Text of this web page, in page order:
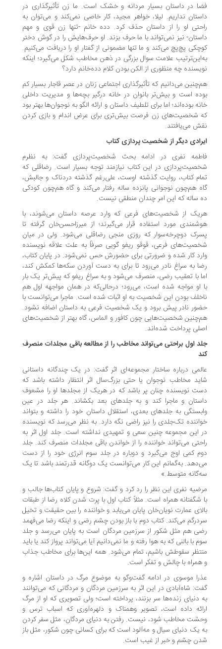
در داستان بسیار مردانه و خشک است. ما زن تأثیرگذاری در
نداریم. لیلا، خواهر مجید، کار خاصی نمی‌کند و می‌توان به
او را از داستان حذف کرد. دده خانم -تنها زن قوی و مهم
نیز نمی‌تواند با ما حرف بزند. او حرف‌هایش را در گوش دختر
پچ‌پچ می‌کند و ما تنها مضمونی از گفتار او را دریافت می‌کنیم.
علامت سوال بزرگی در ذهن مخاطب شکل می‌گیرد؛ اینکه
چه منظوری از الکن بودن کلام دده‌خانم دارد؟
می‌دانیم که تأثیرگذاری اجتماعی زنان در عصر قاجار بسیار کم
است و بیش‌تر بانوان در خانه درگیر بچه‌ها و مدیریت داخلی
بوده‌اند؛ اما برای تلطیف داستان و ارائه الگو به نوجوان‌ها بهتر بود
شخصیت‌های زن فرصت بیش‌تری برای عرض اندام و بازی کردن
می‌یافتند.
دیگر از شخصیت پردازی کتاب
نفری در ادامه بحث شخصیت‌پردازی گفت: به نظرم
در این کتاب نیازمند توجه بسیار است. رضاقلی که
کتاب، روایت گذشته اوست، علی‌رغم گذشته دردناک و جالبش،
هم‌چون نوجوانی پانزده ساله رفتار می‌کند و گاه هم‌چون کودکی
ساله که این امر چندان منطقی نیست.
از شخصیت‌های فرعی که وارد عرصه داستان می‌شوند، با
مورد استفاده قرار می‌گیرند؛ از میرزاحسن‌خان گرفته تا
دوچرخه‌سوار که روزی منجی رضاقلی می‌شود. ولی در میان
فرعی، قوقو ریغو گویی صرفاً به علت علاقه نویسنده
کار شده و ضرورتی برای حضورش حس نمی‌شود. در پایان کتاب،
به سراغ نادر می‌رود تا برای به دست آوردن سکه‌ها کمکش کند،
با تعقیب رضی، منصرف می‌شود و به سراغ ریغو که پیش‌تر یک بار
او مواجه شده است، می‌رود؛ درحالی‌که در همان مواجهه اول هم
بودن این شخصیت به او اثبات شده است. ماجرا می‌توانست با
نادر پیش برود و یک شخصیت فرعی به داستان اضافه نشود.
شخصیت‌هایی چون کافور و الماس، گاه بهتر از شخصیت‌های
پرداخت شده‌اند.
اول براحتی می‌تواند مخاطب را از مطالعه باقی مجلدات منصرف
درباره ساختار مجموعه‌ای اثر گفت: در یک چندگانه داستانی
مخاطب نوجوان یا حتی بزرگ‌سال اثر انتظار داشته باشد که
نویسنده چنان پر باشد که در هریک از مجلدها او را مشعوف
و ماجرا کند و به جلدهای بعد بکشاند. هر جلد در عین
به جلدهای بعدی، استقلال داستان خود را داشته و بتواند
تک‌جلدی را نیز راضی نگه دارد. به نظر می‌رسد که نویسنده
این مجموعه چنین سعی و تمهیدی نداشته است. جلد اول اثر به
می‌تواند خواننده را از خواندن باقی مجلدات منصرف کند. جلد
کمی اوج می‌گیرد و دوباره در جلد سوم انرژی خود را از دست
به‌گمانم این کار می‌توانست یک دوگانه قدرتمند باشد تا یک
متوسط.»
نفری این نظر را رد کرد و گفت: شروع و پایان کتاب‌ها جالب و
شگفتانه همراه است. مثلاً کتاب اول با پرت شدن کلاه رضا از طبقات
عمارت نویان‌خان پایان می‌یابد و خواننده را بین حقیقت و تخیل
می‌کند. کتاب دوم با باز بودن چشم رضی و اینکه رضا می‌فهمد
هم مثل شکور از سرزمین مردگان است به پایان می‌رسد و جلد
با بالنی که به هوا رفته و ما نمی‌دانیم آیا می‌تواند پرواز کند یا باید
سقوطش باشیم، تمام می‌شود. همه این‌ها برای مخاطب جذاب
با چالش و تفکر است.
موسوی در ادامه گفت‌وگو به موضوع مرگ در داستان اشاره و
شاه‌آبادی در این اثر به سرزمین مردگان و مردگانی که می‌توانند
دنیای زنده‌ها سر بزنند، پرداخته است؛ ولی تصویری که او از مرگ
داده است، تصویر وهمناک و دلهره‌آوری که اسباب ترس و
مخاطب شود، نیست. رفتن به دنیای مردگان، مثل سفر کردن
یک دنیای سیال و مه‌آلود است که برای کسانی چون شکور، مثل باز
چشم و خبر از غیب است.